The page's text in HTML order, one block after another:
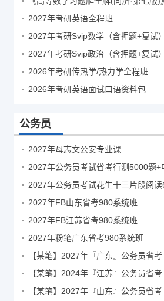
2027年考研英语全程班
2027年考研Svip数学（含押题+复试）
2027年考研Svip政治（含押题+复试）
2026年考研传热学/热力学全程班
2026年考研英语面试口语资料包
公务员
2027年母志文公安专业课
2027年公务员考试省考行测5000题+
2027年公务员考试花生十三片段阅
2027年FB山东省考980系统班
2027年FB江苏省考980系统班
2027年粉笔广东省考980系统班
【某笔】2027年『广东』公务员省考
【某笔】2024年『江苏』公务员省考
【某笔】2027年『山东』公务员省考